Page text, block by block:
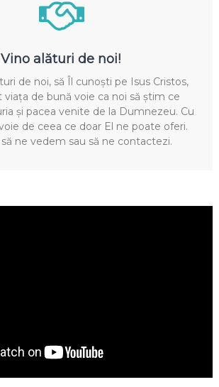
Vino alături de noi!
de noi, să Îl cunoști pe Isus Cristos,
viața de bună voie ca noi să știm ce
și pacea venite de la Dumnezeu. Cu
de ceea ce doar El ne poate oferi.
ne vedem sau să ne contactezi.